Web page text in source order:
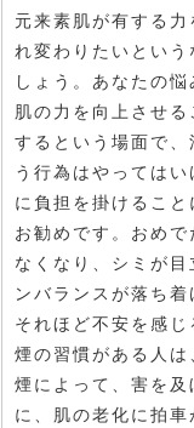
元来素肌が有する
れ変わりたいとい
しょう。あなたの
肌の力を向上させ
するという場面で
う行為はやっては
に負担を掛けるこ
お勧めです。おめ
なくなり、シミが
ンバランスが落ち
それほど不安を感
煙の習慣がある人
煙によって、害を
に、肌の老化に拍